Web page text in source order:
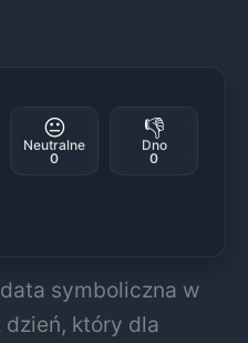
😐
Neutralne
0
👎
Dno
0
symboliczna w
który dla